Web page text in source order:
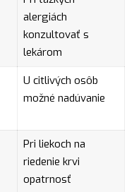
alergiách
konzultovať s
lekárom
U citlivých osôb
možné nadúvanie
Pri liekoch na
riedenie krvi
opatrnosť